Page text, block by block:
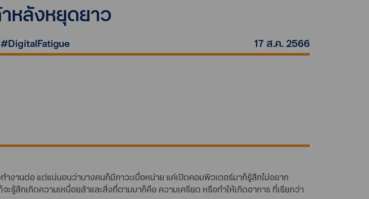
หลังหยุดยาว
17 ส.ค. 2566
งานต่อ แต่แน่นอนว่าบางคนก็มีภาวะเบื่อหน่าย แค่เปิดคอมพิวเตอร์มาก็รู้สึกไม่อยาก
กเกิดความเหนื่อยล้าและสิ่งที่ตามมาก็คือ ความเครียด หรือทำให้เกิดอาการ ที่เรียกว่า